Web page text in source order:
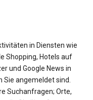
in Diensten wie
Shopping, Hotels auf
und Google News in
Sie angemeldet sind.
Suchanfragen; Orte,